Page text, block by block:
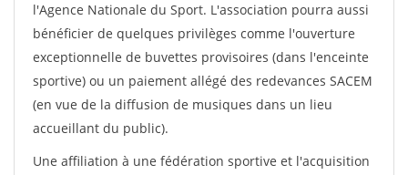
l'Agence Nationale du Sport. L'association pourra aussi
bénéficier de quelques privilèges comme l'ouverture
exceptionnelle de buvettes provisoires (dans l'enceinte
sportive) ou un paiement allégé des redevances SACEM
(en vue de la diffusion de musiques dans un lieu
accueillant du public).
Une affiliation à une fédération sportive et l'acquisition